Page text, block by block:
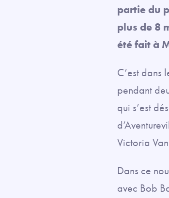
partie du
plus de 8
été fait à
C’est dans
pendant
qui s’est
Victoria
Dans ce
avec Bob